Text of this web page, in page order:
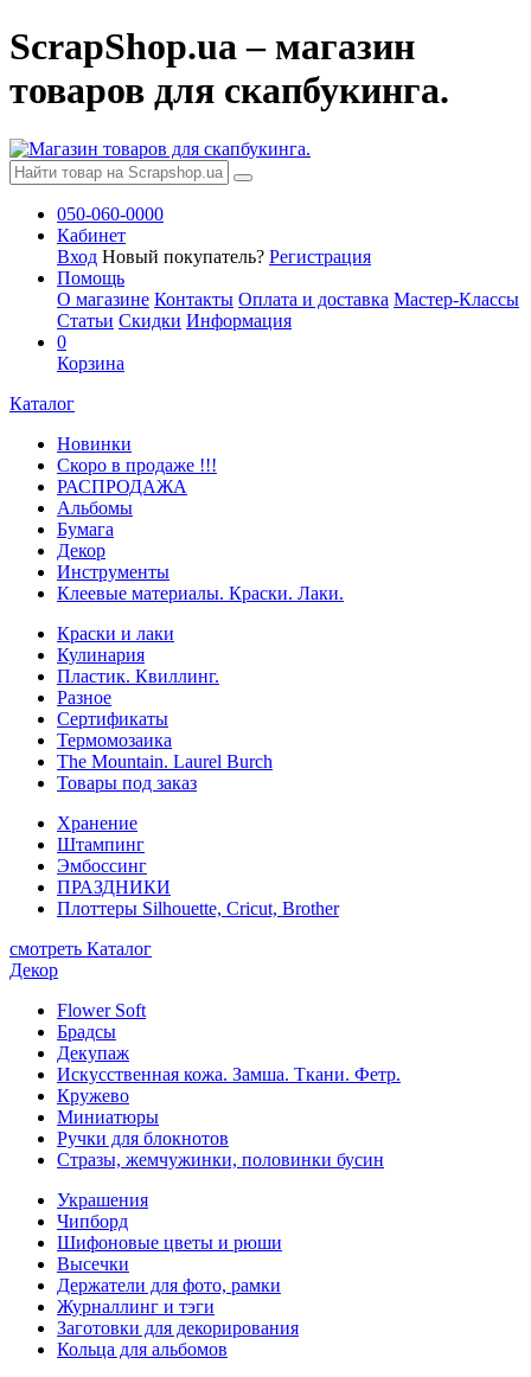
ScrapShop.ua – магазин
товаров для скапбукинга.
050-060-0000
Кабинет
Вход Новый покупатель? Регистрация
Помощь
О магазине Контакты Оплата и доставка Мастер-Классы
Статьи Скидки Информация
0
Корзина
Каталог
Новинки
Скоро в продаже !!!
РАСПРОДАЖА
Альбомы
Бумага
Декор
Инструменты
Клеевые материалы. Краски. Лаки.
Краски и лаки
Кулинария
Пластик. Квиллинг.
Разное
Сертификаты
Термомозаика
The Mountain. Laurel Burch
Товары под заказ
Хранение
Штампинг
Эмбоссинг
ПРАЗДНИКИ
Плоттеры Silhouette, Cricut, Brother
смотреть Каталог
Декор
Flower Soft
Брадсы
Декупаж
Искусственная кожа. Замша. Ткани. Фетр.
Кружево
Миниатюры
Ручки для блокнотов
Стразы, жемчужинки, половинки бусин
Украшения
Чипборд
Шифоновые цветы и рюши
Высечки
Держатели для фото, рамки
Журналлинг и тэги
Заготовки для декорирования
Кольца для альбомов